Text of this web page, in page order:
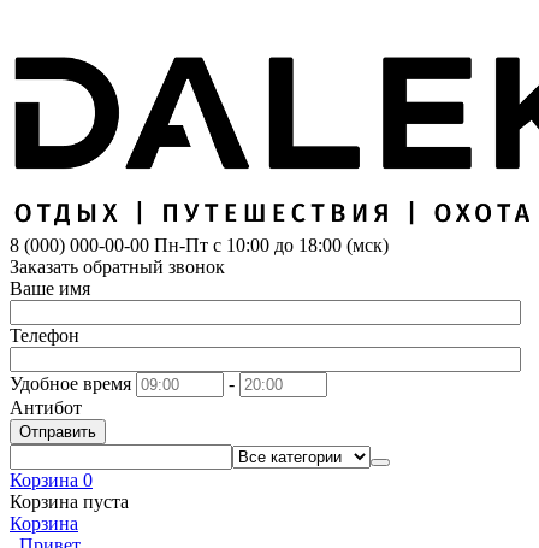
8 (000) 000-00-00 Пн-Пт с 10:00 до 18:00 (мск)
Заказать обратный звонок
Ваше имя
Телефон
Удобное время
-
Антибот
Отправить
Корзина 0
Корзина пуста
Корзина